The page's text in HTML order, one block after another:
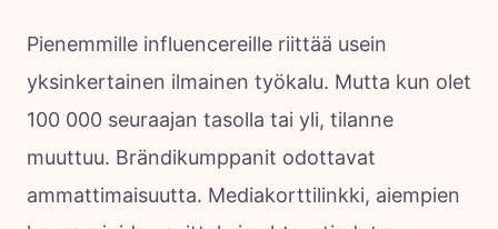
Pienemmille influencereille riittää usein
yksinkertainen ilmainen työkalu. Mutta kun olet
100 000 seuraajan tasolla tai yli, tilanne
muuttuu. Brändikumppanit odottavat
ammattimaisuutta. Mediakorttilinkki, aiempien